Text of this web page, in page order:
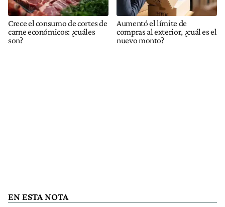
Crece el consumo de cortes de
carne económicos: ¿cuáles
son?
Aumentó el límite de
compras al exterior, ¿cuál es el
nuevo monto?
EN ESTA NOTA